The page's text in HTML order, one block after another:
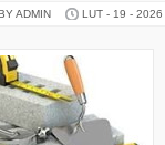
ADMIN LUT - 19 - 2026